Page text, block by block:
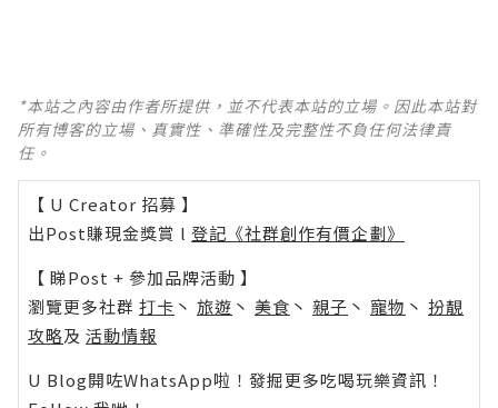
*本站之內容由作者所提供，並不代表本站的立場。因此本站對
所有博客的立場、真實性、準確性及完整性不負任何法律責
任。
【 U Creator 招募 】
出Post賺現金獎賞 l 登記《社群創作有價企劃》
【 睇Post + 參加品牌活動 】
瀏覽更多社群 打卡 丶 旅遊 丶 美食 丶 親子 丶 寵物 丶 扮靚
攻略及 活動情報
U Blog開咗WhatsApp啦！發掘更多吃喝玩樂資訊！